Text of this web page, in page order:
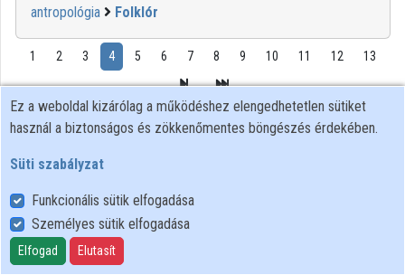
antropológia
Folklór
1 2 3 4 5 6 7 8 9 10 11 12 13
00:00:21
Ez a weboldal kizárólag a működéshez elengedhetetlen sütiket
használ a biztonságos és zökkenőmentes böngészés érdekében.
Süti szabályzat
Funkcionális sütik elfogadása
Személyes sütik elfogadása
Elfogad Elutasít